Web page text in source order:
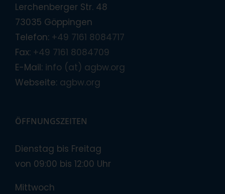
Lerchenberger Str. 48
73035 Göppingen
Telefon: +49 7161 8084717
Fax: +49 7161 8084709
E-Mail: info (at) agbw.org
Webseite: agbw.org
ÖFFNUNGSZEITEN
Dienstag bis Freitag
von 09:00 bis 12:00 Uhr
Mittwoch